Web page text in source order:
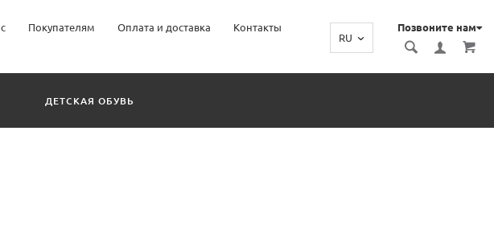
Позвоните нам
RU
Покупателям Оплата и доставка Контакты
ДЕТСКАЯ ОБУВЬ